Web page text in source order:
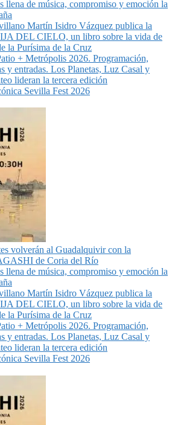
llena de música, compromiso y emoción la
Martín Isidro Vázquez publica la
DEL CIELO, un libro sobre la vida de
la Purísima de la Cruz
+ Metrópolis 2026. Programación,
y entradas. Los Planetas, Luz Casal y
lideran la tercera edición
Sevilla Fest 2026
volverán al Guadalquivir con la
de Coria del Río
llena de música, compromiso y emoción la
Martín Isidro Vázquez publica la
DEL CIELO, un libro sobre la vida de
la Purísima de la Cruz
+ Metrópolis 2026. Programación,
y entradas. Los Planetas, Luz Casal y
lideran la tercera edición
Sevilla Fest 2026